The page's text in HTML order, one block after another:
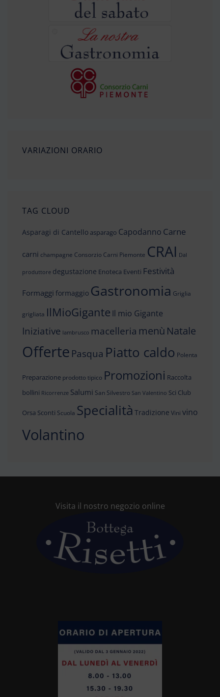
VARIAZIONI ORARIO
TAG CLOUD
Asparagi di Cantello asparago Capodanno Carne
carni champagne Consorzio Carni Piemonte CRAI Dal
produttore degustazione Enoteca Eventi Festività
Formaggi formaggio Gastronomia Griglia
grigliata IlMioGigante Il mio Gigante
Iniziative lambrusco macelleria menù Natale
Offerte Pasqua Piatto caldo Polenta
Preparazione prodotto tipico Promozioni Raccolta
bollini Ricorrenze Salumi San Silvestro San Valentino Sci Club
Orsa Sconti Scuola Specialità Tradizione Vini vino
Volantino
Visita il nostro negozio online